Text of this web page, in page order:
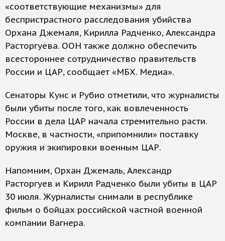
«соответствующие механизмы» для
беспристрастного расследования убийства
Орхана Джемаля, Кирилла Радченко, Александра
Расторгуева. ООН также должно обеспечить
всестороннее сотрудничество правительств
России и ЦАР, сообщает «МБХ. Медиа».
Сенаторы Кунс и Рубио отметили, что журналисты
были убиты после того, как вовлеченность
России в дела ЦАР начала стремительно расти.
Москве, в частности, «припомнили» поставку
оружия и экипировки военным ЦАР.
Напомним, Орхан Джемаль, Александр
Расторгуев и Кирилл Радченко были убиты в ЦАР
30 июля. Журналисты снимали в республике
фильм о бойцах российской частной военной
компании Вагнера.